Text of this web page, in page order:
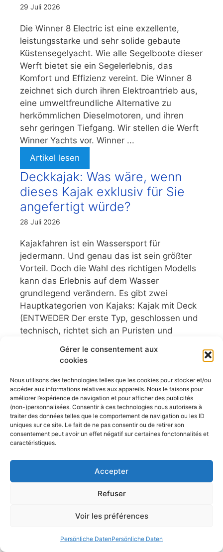
Gérer le consentement aux
cookies
Nous utilisons des technologies telles que les cookies pour stocker et/ou
accéder aux informations relatives aux appareils. Nous le faisons pour
améliorer l’expérience de navigation et pour afficher des publicités
(non-)personnalisées. Consentir à ces technologies nous autorisera à
traiter des données telles que le comportement de navigation ou les ID
uniques sur ce site. Le fait de ne pas consentir ou de retirer son
consentement peut avoir un effet négatif sur certaines fonctonnalités et
caractéristiques.
Accepter
Refuser
Voir les préférences
Persönliche DatenPersönliche Daten
29 Juli 2026
Die Winner 8 Electric ist eine exzellente,
leistungsstarke und sehr solide gebaute
Küstensegelyacht. Wie alle Segelboote dieser
Werft bietet sie ein Segelerlebnis, das
Komfort und Effizienz vereint. Die Winner 8
zeichnet sich durch ihren Elektroantrieb aus,
eine umweltfreundliche Alternative zu
herkömmlichen Dieselmotoren, und ihren
sehr geringen Tiefgang. Wir stellen die Werft
Winner Yachts vor. Winner ...
Artikel lesen
Deckkajak: Was wäre, wenn
dieses Kajak exklusiv für Sie
angefertigt würde?
28 Juli 2026
Kajakfahren ist ein Wassersport für
jedermann. Und genau das ist sein größter
Vorteil. Doch die Wahl des richtigen Modells
kann das Erlebnis auf dem Wasser
grundlegend verändern. Es gibt zwei
Hauptkategorien von Kajaks: Kajak mit Deck
(ENTWEDER Der erste Typ, geschlossen und
technisch, richtet sich an Puristen und
Transportabler Trimaran: Das
ultimative Angriffssegelboot
28 Juli 2026
Kleine Trimaranboote eignen sich
Familienausflüge entlang unserer Küsten und
sind ideal zum Campen am Meer. Was sind
die Vorteile dieser kleinen, transportablen
welche Modelle sind die besten? Wenn man
kleine, handliche Segelboote in den Sinn.